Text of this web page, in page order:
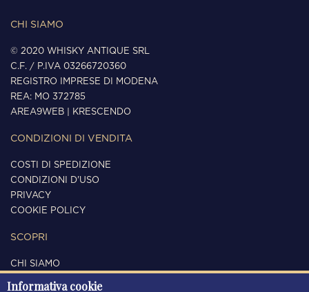
CHI SIAMO
© 2020 WHISKY ANTIQUE SRL
C.F. / P.IVA 03266720360
REGISTRO IMPRESE DI MODENA
REA: MO 372785
AREA9WEB
KRESCENDO
CONDIZIONI DI VENDITA
COSTI DI SPEDIZIONE
CONDIZIONI D'USO
PRIVACY
COOKIE POLICY
SCOPRI
CHI SIAMO
CONTATTI
Informativa cookie